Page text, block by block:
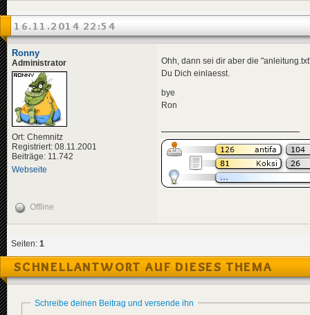
16.11.2014 22:54
Ronny
Administrator
Ort: Chemnitz
Registriert: 08.11.2001
Beiträge: 11.742
Webseite
Ohh, dann sei dir aber die
Du Dich einlaesst.
bye
Ron
Offline
Seiten: 1
SCHNELLANTWORT AUF DIESES THEMA
Schreibe deinen Beitrag und versende ihn